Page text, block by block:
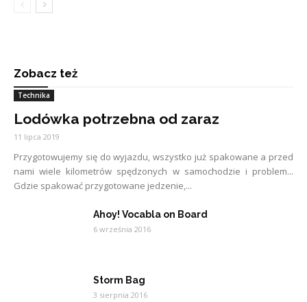
Zobacz też
Technika
Lodówka potrzebna od zaraz
11 lipca 2019
Przygotowujemy się do wyjazdu, wszystko już spakowane a przed
nami wiele kilometrów spędzonych w samochodzie i problem...
Gdzie spakować przygotowane jedzenie,...
Ahoy! Vocabla on Board
6 września 2016
Storm Bag
3 sierpnia 2016